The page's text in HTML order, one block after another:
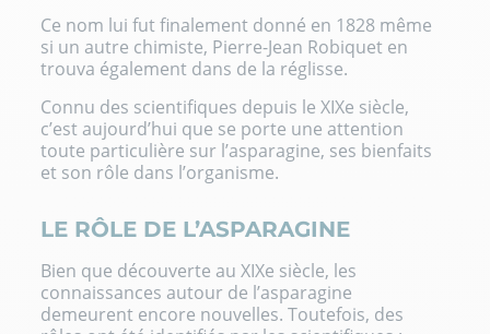
Ce nom lui fut finalement donné en 1828 même
si un autre chimiste, Pierre-Jean Robiquet en
trouva également dans de la réglisse.
Connu des scientifiques depuis le XIXe siècle,
c’est aujourd’hui que se porte une attention
toute particulière sur l’asparagine, ses bienfaits
et son rôle dans l’organisme.
LE RÔLE DE L’ASPARAGINE
Bien que découverte au XIXe siècle, les
connaissances autour de l’asparagine
demeurent encore nouvelles. Toutefois, des